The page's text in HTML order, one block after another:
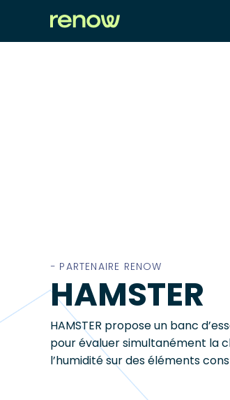
− PARTENAIRE RENOW
HAMSTER
HAMSTER propose un banc
pour évaluer simultanément la
l’humidité sur des éléments